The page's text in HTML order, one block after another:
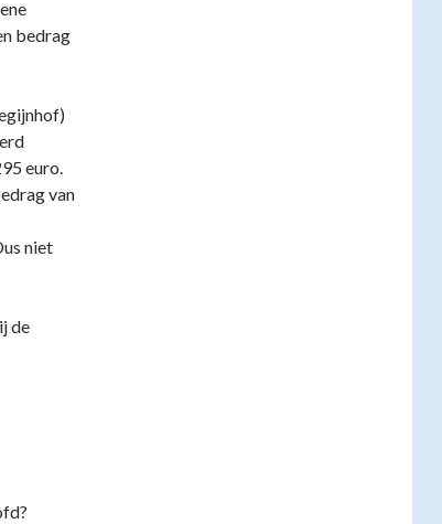
bedrag
euro.
van
niet
de